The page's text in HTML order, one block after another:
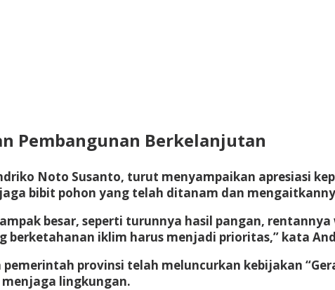
Pembangunan Berkelanjutan
Noto Susanto, turut menyampaikan apresiasi
bibit pohon yang telah ditanam dan
besar, seperti turunnya hasil pangan,
berketahanan iklim harus menjadi prioritas,” kata
provinsi telah meluncurkan kebijakan
lingkungan.